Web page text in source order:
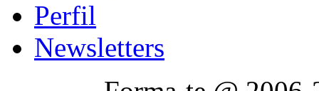
Perfil
Newsletters